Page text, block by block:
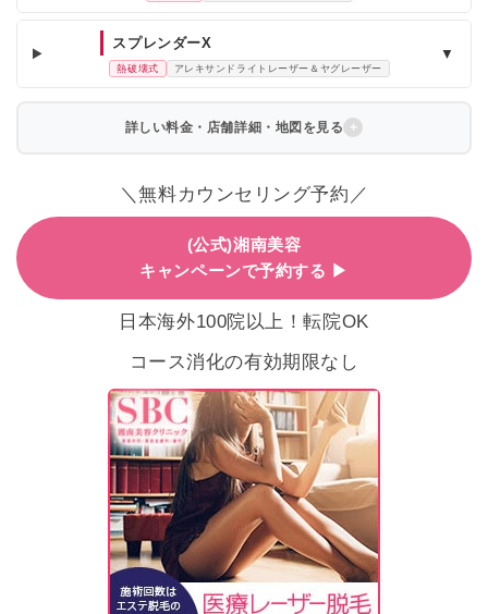
スプレンダーX
熱破壊式 アレキサンドライトレーザー＆ヤグレーザー
▼
詳しい料金・店舗詳細・地図を見る
＼無料カウンセリング予約／
(公式)湘南美容
キャンペーンで予約する ▶
日本海外100院以上！転院OK
コース消化の有効期限なし